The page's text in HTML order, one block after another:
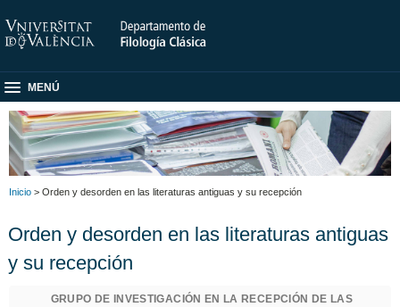
MENÚ
Inicio > Orden y desorden en las literaturas antiguas y su recepción
Orden y desorden en las literaturas antiguas
y su recepción
GRUPO DE INVESTIGACIÓN EN LA RECEPCIÓN DE LAS